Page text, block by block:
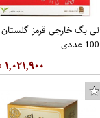
تی بگ خارجی قرمز گلستان
100 عددی
۱,۰۲۱,۹۰۰